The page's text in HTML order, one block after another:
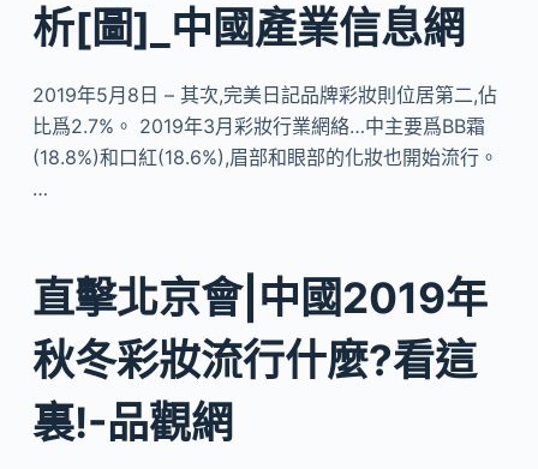
析[圖]_中國產業信息網
2019年5月8日 – 其次,完美日記品牌彩妝則位居第二,佔
比爲2.7%。 2019年3月彩妝行業網絡…中主要爲BB霜
(18.8%)和口紅(18.6%),眉部和眼部的化妝也開始流行。
…
直擊北京會|中國2019年
秋冬彩妝流行什麼?看這
裏!-品觀網